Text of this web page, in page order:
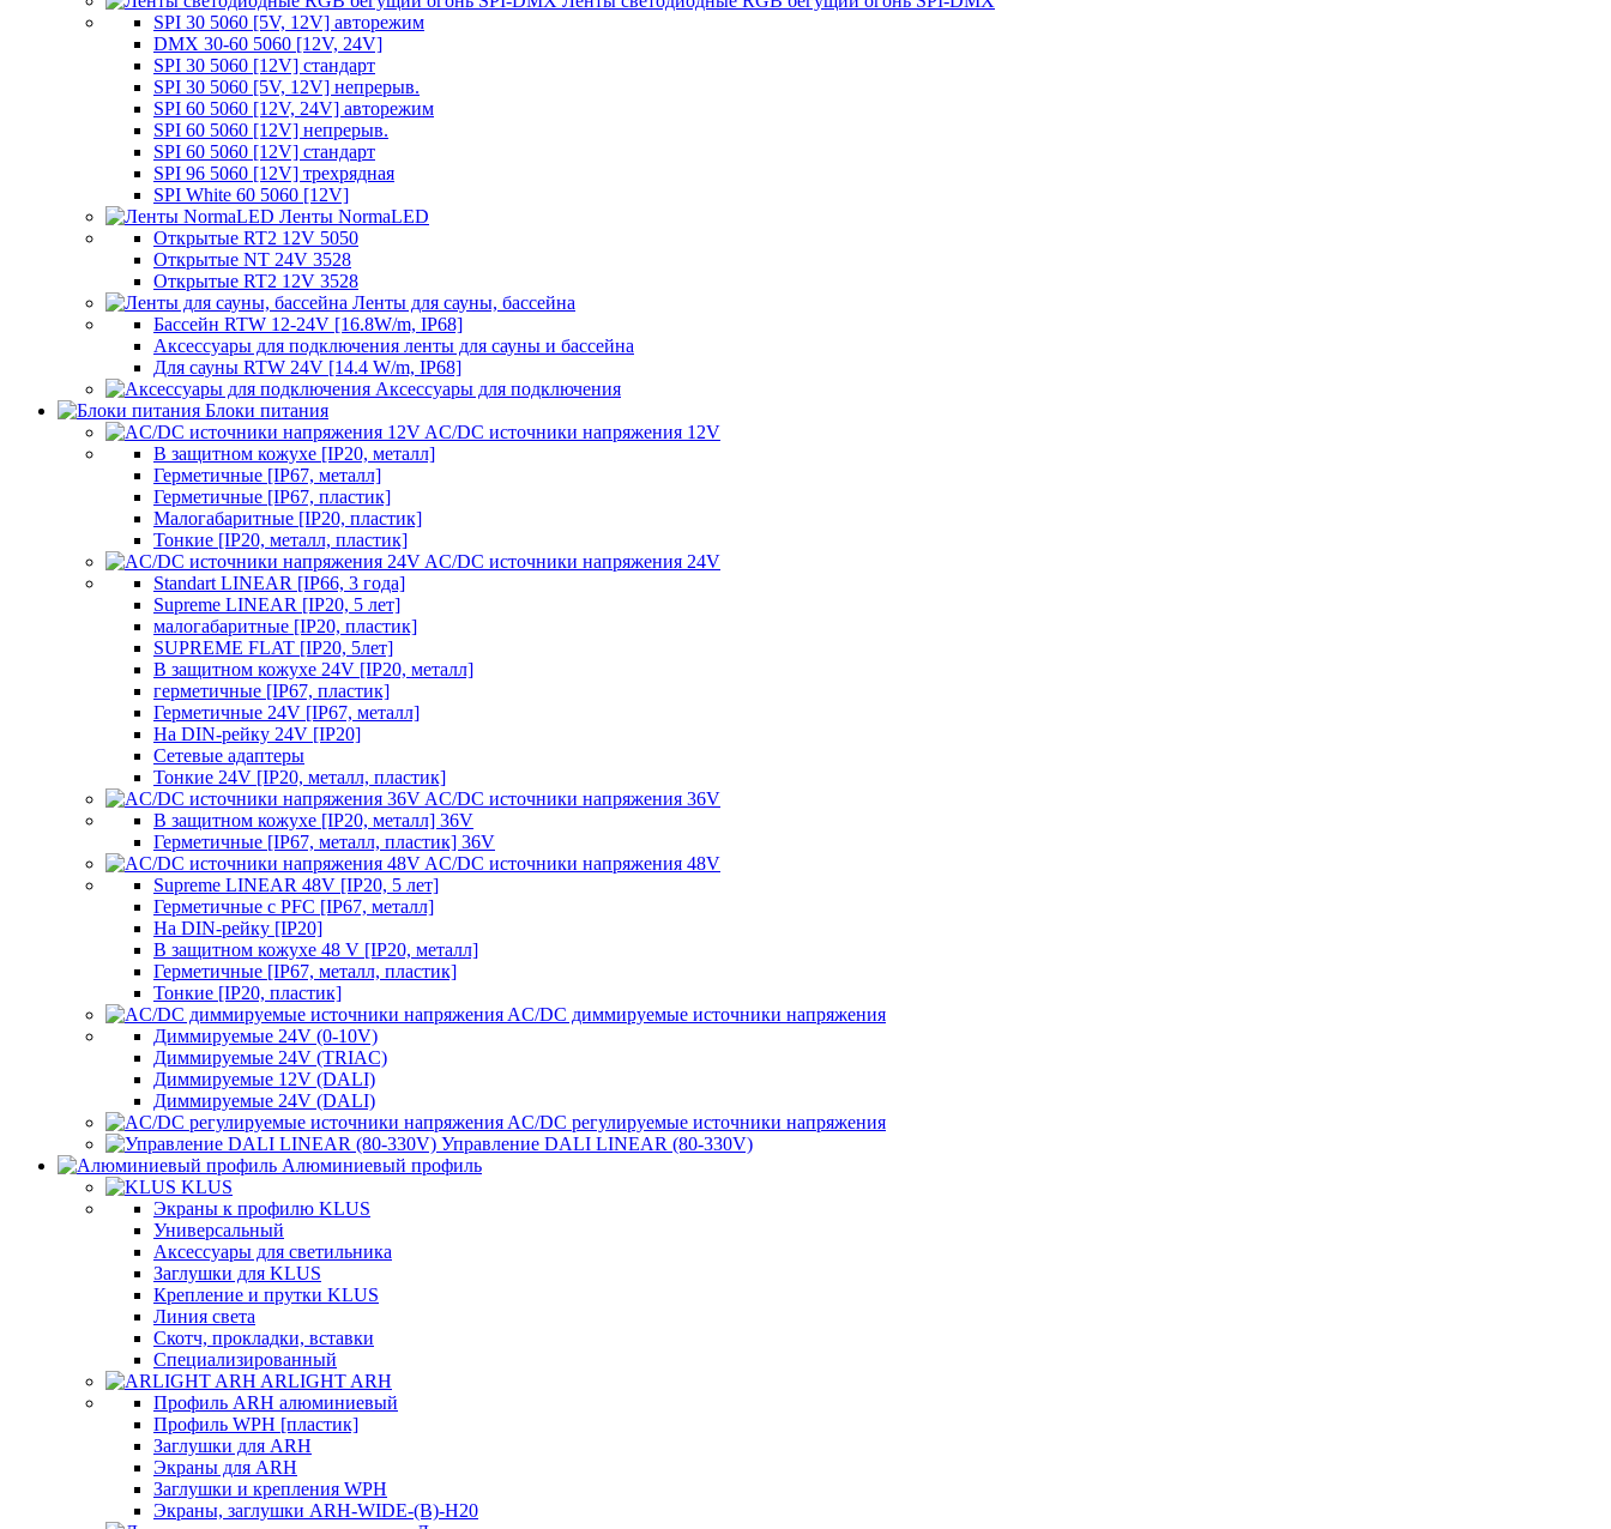
SPI 30 5060 [5V, 12V] авторежим
DMX 30-60 5060 [12V, 24V]
SPI 30 5060 [12V] стандарт
SPI 30 5060 [5V, 12V] непрерыв.
SPI 60 5060 [12V, 24V] авторежим
SPI 60 5060 [12V] непрерыв.
SPI 60 5060 [12V] стандарт
SPI 96 5060 [12V] трехрядная
SPI White 60 5060 [12V]
Ленты NormaLED
Открытые RT2 12V 5050
Открытые NT 24V 3528
Открытые RT2 12V 3528
Ленты для сауны, бассейна
Бассейн RTW 12-24V [16.8W/m, IP68]
Аксессуары для подключения ленты для сауны и бассейна
Для сауны RTW 24V [14.4 W/m, IP68]
Аксессуары для подключения
Блоки питания
AC/DC источники напряжения 12V
В защитном кожухе [IP20, металл]
Герметичные [IP67, металл]
Герметичные [IP67, пластик]
Малогабаритные [IP20, пластик]
Тонкие [IP20, металл, пластик]
AC/DC источники напряжения 24V
Standart LINEAR [IP66, 3 года]
Supreme LINEAR [IP20, 5 лет]
малогабаритные [IP20, пластик]
SUPREME FLAT [IP20, 5лет]
В защитном кожухе 24V [IP20, металл]
герметичные [IP67, пластик]
Герметичные 24V [IP67, металл]
На DIN-рейку 24V [IP20]
Сетевые адаптеры
Тонкие 24V [IP20, металл, пластик]
AC/DC источники напряжения 36V
В защитном кожухе [IP20, металл] 36V
Герметичные [IP67, металл, пластик] 36V
AC/DC источники напряжения 48V
Supreme LINEAR 48V [IP20, 5 лет]
Герметичные с PFC [IP67, металл]
На DIN-рейку [IP20]
В защитном кожухе 48 V [IP20, металл]
Герметичные [IP67, металл, пластик]
Тонкие [IP20, пластик]
AC/DC диммируемые источники напряжения
Диммируемые 24V (0-10V)
Диммируемые 24V (TRIAC)
Диммируемые 12V (DALI)
Диммируемые 24V (DALI)
AC/DC регулируемые источники напряжения
Управление DALI LINEAR (80-330V)
Алюминиевый профиль
KLUS
Экраны к профилю KLUS
Универсальный
Аксессуары для светильника
Заглушки для KLUS
Крепление и прутки KLUS
Линия света
Скотч, прокладки, вставки
Специализированный
ARLIGHT ARH
Профиль ARH алюминиевый
Профиль WPH [пластик]
Заглушки для ARH
Экраны для ARH
Заглушки и крепления WPH
Экраны, заглушки ARH-WIDE-(B)-H20